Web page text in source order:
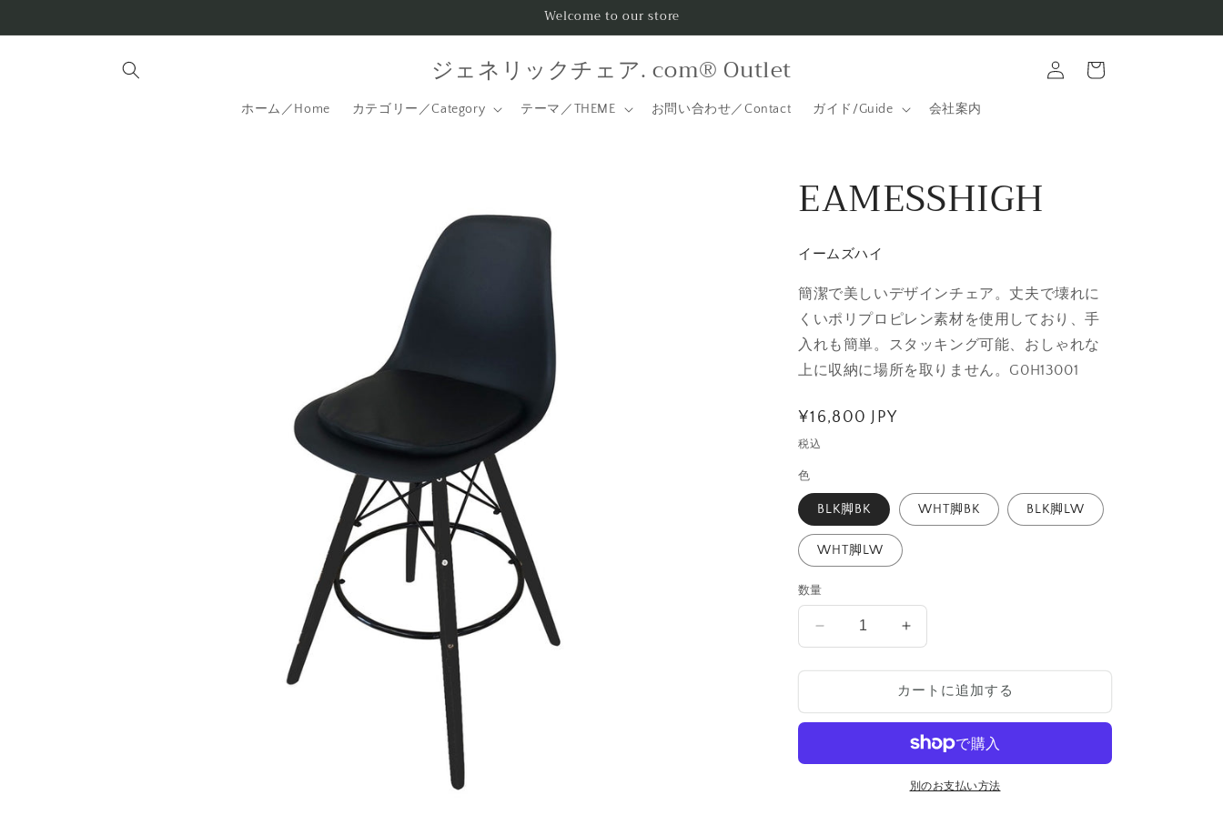
進む
Welcome to our store
ジェネリックチェア. com® Outlet
ホーム／Home カテゴリー／Category テーマ／THEME お問い合わせ／Contact ガイド/Guide 会社案内
ロ
イ
ー
EAMESSHIGH
イームズハイ
簡潔で美しいデザインチェア。丈夫で壊れに
くいポリプロピレン素材を使用しており、手
入れも簡単。スタッキング可能、おしゃれな
上に収納に場所を取りません。G0H13001
通
常
価
格
¥16,800 JPY
税込
色
BLK脚BK WHT脚BK BLK脚LW
WHT脚LW
数量
EAMESSHIGH
数
を
ら
EAMESSHIGH
数
量
を
増
や
す
カートに追加する
別のお支払い方法